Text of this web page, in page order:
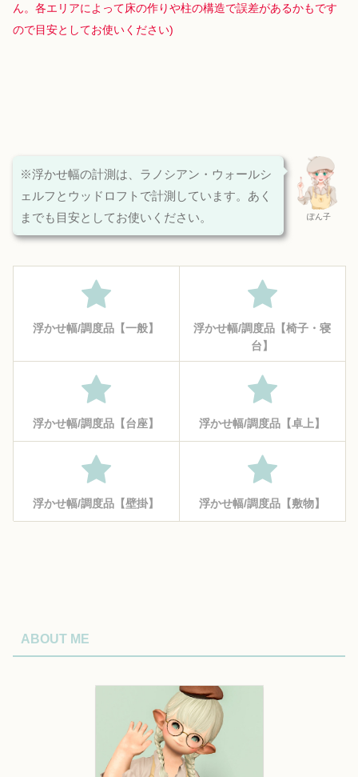
ん。各エリアによって床の作りや柱の構造で誤差があるかもです
ので目安としてお使いください)
ぽん子
※浮かせ幅の計測は、ラノシアン・ウォールシ
ェルフとウッドロフトで計測しています。あく
までも目安としてお使いください。
浮かせ幅/調度品【一般】
浮かせ幅/調度品【椅子・寝
台】
浮かせ幅/調度品【台座】 浮かせ幅/調度品【卓上】
浮かせ幅/調度品【壁掛】 浮かせ幅/調度品【敷物】
ABOUT ME